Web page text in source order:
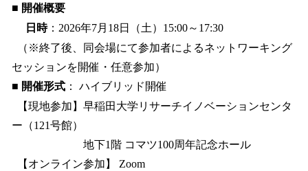
■ 開催概要
日時：2026年7月18日（土）15:00～17:30
（※終了後、同会場にて参加者によるネットワーキング
セッションを開催・任意参加）
■ 開催形式 ： ハイブリッド開催
【現地参加】早稲田大学リサーチイノベーションセンタ
ー（121号館）
地下1階 コマツ100周年記念ホール
【オンライン参加】 Zoom